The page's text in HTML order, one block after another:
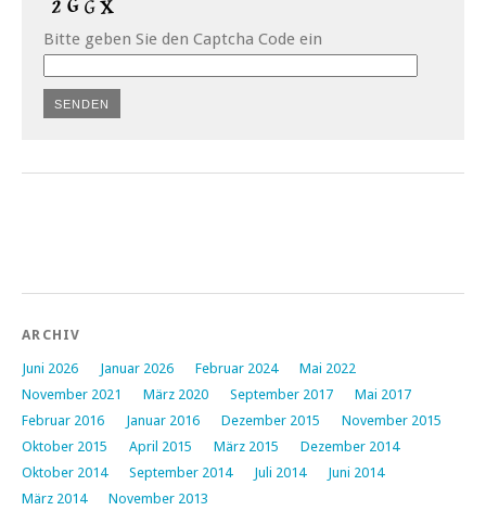
Bitte geben Sie den Captcha Code ein
ARCHIV
Juni 2026 Januar 2026 Februar 2024
Mai 2022
November 2021
März 2020 September 2017
Mai 2017
Februar 2016
Januar 2016 Dezember 2015
November 2015
Oktober 2015
April 2015 März 2015
Dezember 2014
Oktober 2014
September 2014 Juli 2014
Juni 2014
März 2014
November 2013